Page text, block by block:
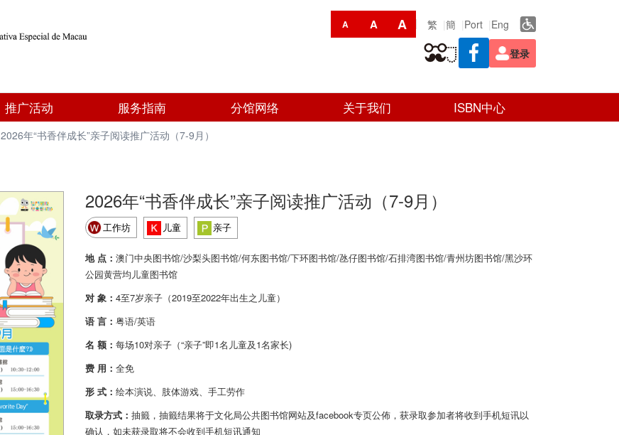
A A A 繁 簡 Port Eng
登录
推广活动 服务指南 分馆网络 关于我们 ISBN中心
2026年“书香伴成长”亲子阅读推广活动（7-9月）
2026年“书香伴成长”亲子阅读推广活动（7-9月）
工作坊 儿童 亲子
地 点： 澳门中央图书馆/沙梨头图书馆/何东图书馆/下环图书馆/氹仔图书馆/石排湾图书馆/青州坊图书馆/黑沙环
公园黄营均儿童图书馆
对 象： 4至7岁亲子（2019至2022年出生之儿童）
语 言： 粤语/英语
名 额： 每场10对亲子（“亲子”即1名儿童及1名家长)
费 用： 全免
形 式： 绘本演说、肢体游戏、手工劳作
取录方式： 抽籤，抽籤结果将于文化局公共图书馆网站及facebook专页公佈，获录取参加者将收到手机短讯以
确认，如未获录取将不会收到手机短讯通知